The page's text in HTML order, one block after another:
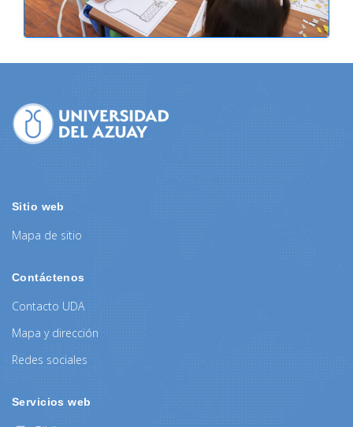
Sitio web
Mapa de sitio
Contáctenos
Contacto UDA
Mapa y dirección
Redes sociales
Servicios web